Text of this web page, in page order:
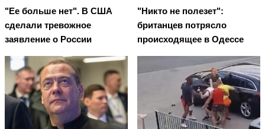
"Ее больше нет". В США
сделали тревожное
заявление о России
"Никто не полезет":
британцев потрясло
происходящее в Одессе